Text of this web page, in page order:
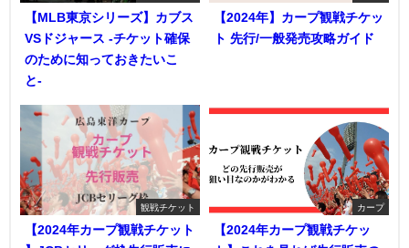
【MLB東京シリーズ】カブス
VSドジャース -チケット確保
のために知っておきたいこ
と-
【2024年】カープ観戦チケッ
ト 先行/一般発売攻略ガイド
観戦チケット
【2024年カープ観戦チケット
カープ
【2024年カープ観戦チケッ